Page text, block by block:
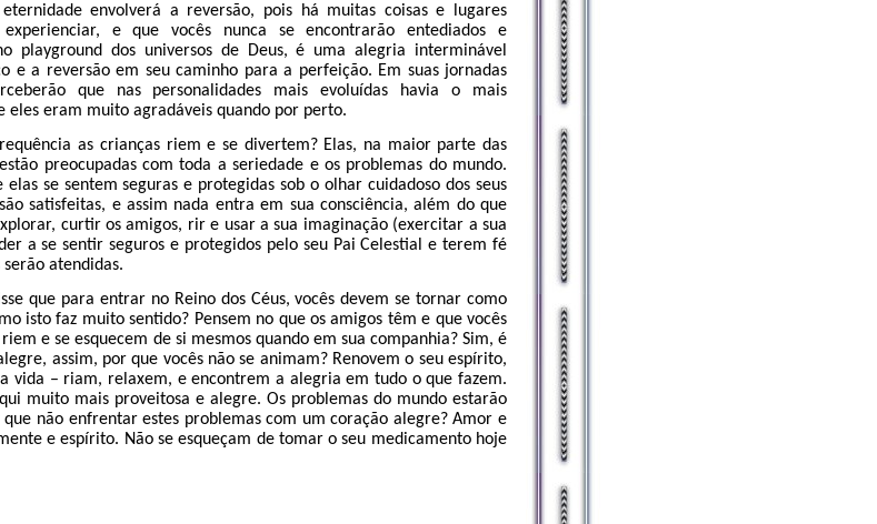
envolverá a reversão, pois há muitas coisas e lugares
e que vocês nunca se encontrarão entediados e
playground dos universos de Deus, é uma alegria interminável
e a reversão em seu caminho para a perfeição. Em suas jornadas
que nas personalidades mais evoluídas havia o mais
eles eram muito agradáveis quando por perto.
as crianças riem e se divertem? Elas, na maior parte das
preocupadas com toda a seriedade e os problemas do mundo.
se sentem seguras e protegidas sob o olhar cuidadoso dos seus
satisfeitas, e assim nada entra em sua consciência, além do que
curtir os amigos, rir e usar a sua imaginação (exercitar a sua
a se sentir seguros e protegidos pelo seu Pai Celestial e terem fé
serão atendidas.
que para entrar no Reino dos Céus, vocês devem se tornar como
isto faz muito sentido? Pensem no que os amigos têm e que vocês
e se esquecem de si mesmos quando em sua companhia? Sim, é
assim, por que vocês não se animam? Renovem o seu espírito,
vida – riam, relaxem, e encontrem a alegria em tudo o que fazem.
muito mais proveitosa e alegre. Os problemas do mundo estarão
não enfrentar estes problemas com um coração alegre? Amor e
e espírito. Não se esqueçam de tomar o seu medicamento hoje